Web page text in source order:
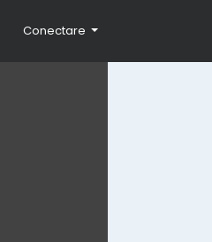
Conectare